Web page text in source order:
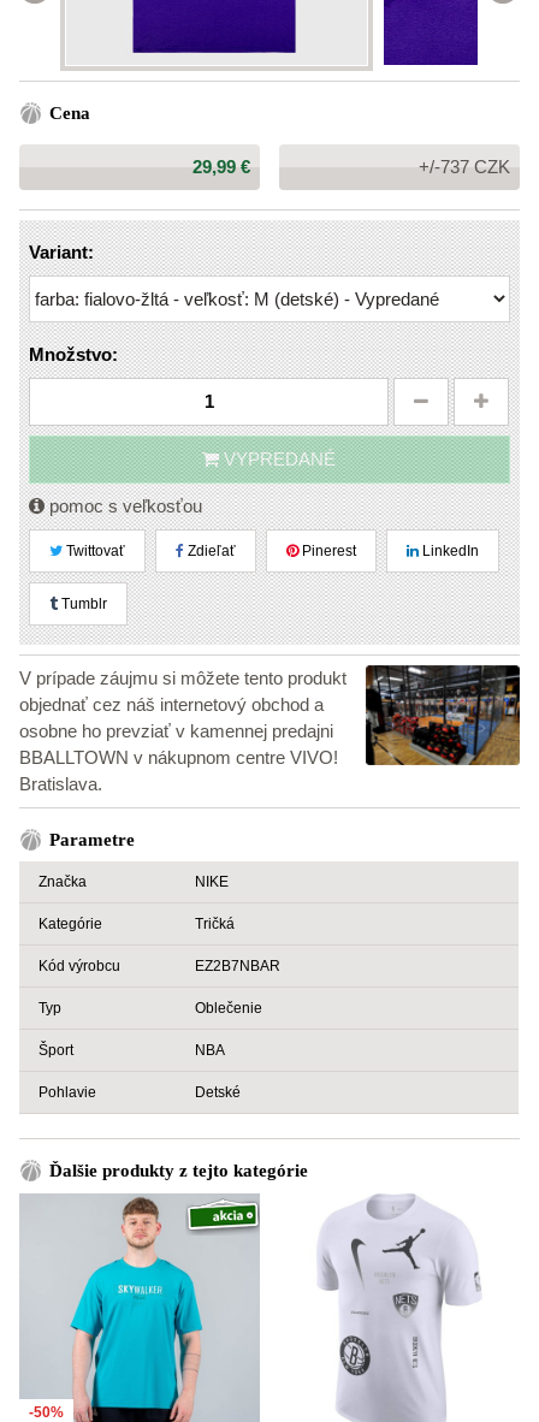
Cena
Cena:
29,99 € +/-737 CZK
Variant:
Množstvo:
VYPREDANÉ
pomoc s veľkosťou
Twittovať Zdieľať Pinerest LinkedIn
Tumblr
V prípade záujmu si môžete tento produkt
objednať cez náš internetový obchod a
osobne ho prevziať v kamennej predajni
BBALLTOWN v nákupnom centre VIVO!
Bratislava.
Parametre
Značka NIKE
Kategórie Tričká
Kód výrobcu EZ2B7NBAR
Typ Oblečenie
Šport NBA
Pohlavie Detské
Ďalšie produkty z tejto kategórie
-50%